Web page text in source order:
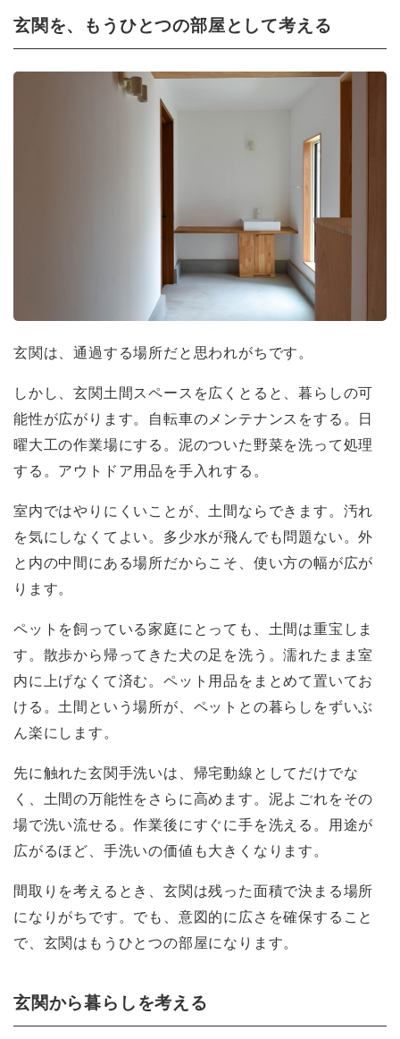
玄関を、もうひとつの部屋として考える
玄関は、通過する場所だと思われがちです。
しかし、玄関土間スペースを広くとると、暮らしの可
能性が広がります。自転車のメンテナンスをする。日
曜大工の作業場にする。泥のついた野菜を洗って処理
する。アウトドア用品を手入れする。
室内ではやりにくいことが、土間ならできます。汚れ
を気にしなくてよい。多少水が飛んでも問題ない。外
と内の中間にある場所だからこそ、使い方の幅が広が
ります。
ペットを飼っている家庭にとっても、土間は重宝しま
す。散歩から帰ってきた犬の足を洗う。濡れたまま室
内に上げなくて済む。ペット用品をまとめて置いてお
ける。土間という場所が、ペットとの暮らしをずいぶ
ん楽にします。
先に触れた玄関手洗いは、帰宅動線としてだけでな
く、土間の万能性をさらに高めます。泥よごれをその
場で洗い流せる。作業後にすぐに手を洗える。用途が
広がるほど、手洗いの価値も大きくなります。
間取りを考えるとき、玄関は残った面積で決まる場所
になりがちです。でも、意図的に広さを確保すること
で、玄関はもうひとつの部屋になります。
玄関から暮らしを考える